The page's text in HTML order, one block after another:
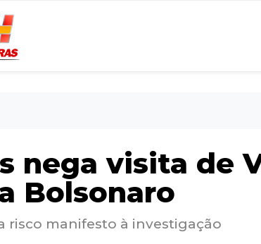
nega visita de
Bolsonaro
risco manifesto à investigação